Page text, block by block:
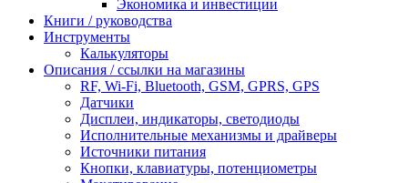
Экономика и инвестиции
Книги / руководства
Инструменты
Калькуляторы
Описания / ссылки на магазины
RF, Wi-Fi, Bluetooth, GSM, GPRS, GPS
Датчики
Дисплеи, индикаторы, светодиоды
Исполнительные механизмы и драйверы
Источники питания
Кнопки, клавиатуры, потенциометры